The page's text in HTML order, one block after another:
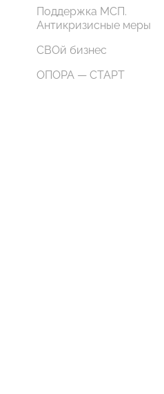
Поддержка МСП.
Антикризисные меры
СВОй бизнес
ОПОРА — СТАРТ